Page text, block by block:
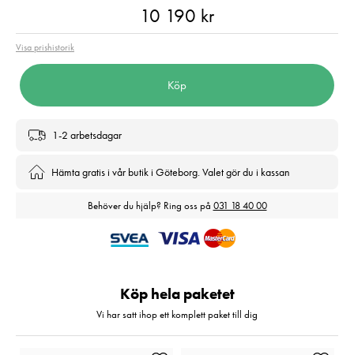
10 190 kr
Visa prishistorik
Köp
1-2 arbetsdagar
Hämta gratis i vår butik i Göteborg. Valet gör du i kassan
Behöver du hjälp? Ring oss på 031 18 40 00
Köp hela paketet
Vi har satt ihop ett komplett paket till dig